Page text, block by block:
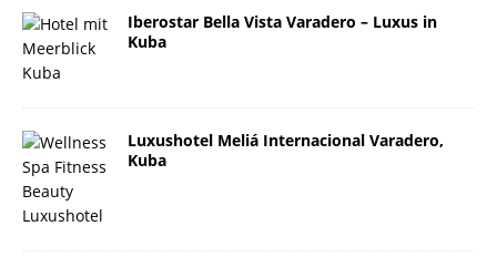
Iberostar Bella Vista Varadero – Luxus in
Kuba
Luxushotel Meliá Internacional Varadero,
Kuba